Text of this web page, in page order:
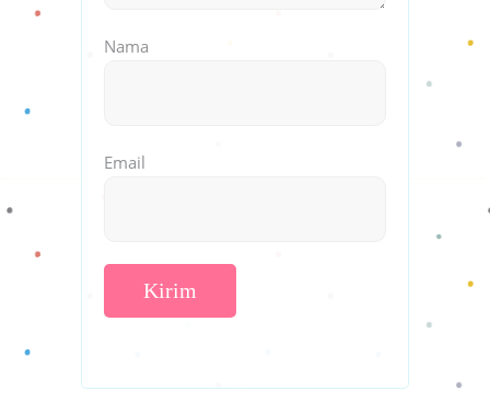
Nama
Email